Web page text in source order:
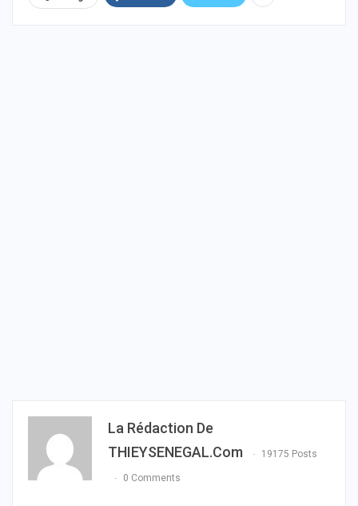
La Rédaction De
THIEYSENEGAL.com
19175 Posts
0 Comments